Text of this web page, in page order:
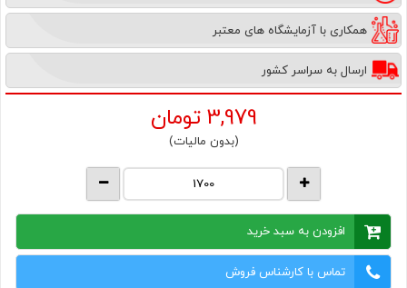
همکاری با آزمایشگاه های معتبر
ارسال به سراسر کشور
3,979 تومان
(بدون مالیات)
افزودن به سبد خرید
تماس با کارشناس فروش